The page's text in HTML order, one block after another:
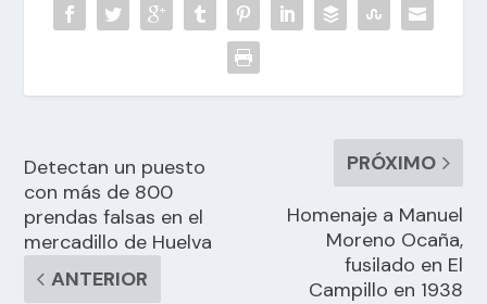
Detectan un puesto
con más de 800
prendas falsas en el
mercadillo de Huelva
ANTERIOR
PRÓXIMO
Homenaje a Manuel
Moreno Ocaña,
fusilado en El
Campillo en 1938